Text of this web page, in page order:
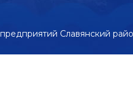
Славянский